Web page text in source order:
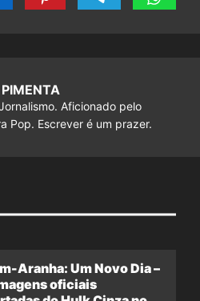
Aficionado pelo
Pop. Escrever é um prazer.
Aranha: Um Novo Dia –
oficiais